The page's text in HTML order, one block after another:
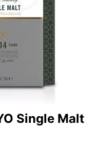
Single Malt